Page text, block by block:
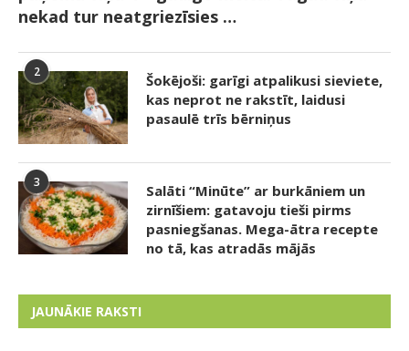
nekad tur neatgriezīsies …
2
Šokējoši: garīgi atpalikusi sieviete,
kas neprot ne rakstīt, laidusi
pasaulē trīs bērniņus
3
Salāti “Minūte” ar burkāniem un
zirnīšiem: gatavoju tieši pirms
pasniegšanas. Mega-ātra recepte
no tā, kas atradās mājās
JAUNĀKIE RAKSTI